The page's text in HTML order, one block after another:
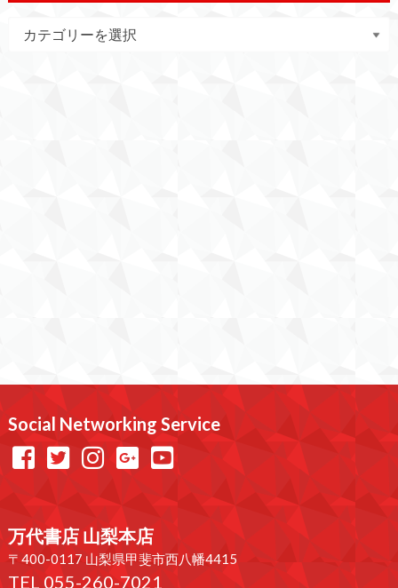
Social Networking Service
万代書店 山梨本店
〒400-0117 山梨県甲斐市西八幡4415
TEL 055-260-7021